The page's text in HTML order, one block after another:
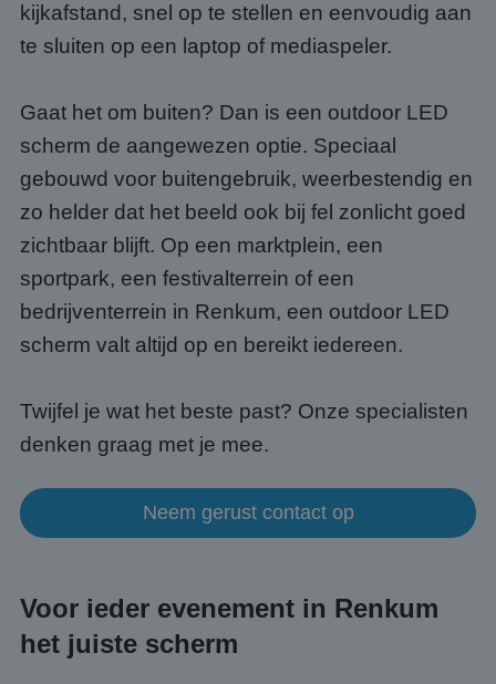
kijkafstand, snel op te stellen en eenvoudig aan
te sluiten op een laptop of mediaspeler.
Gaat het om buiten? Dan is een outdoor LED
scherm de aangewezen optie. Speciaal
gebouwd voor buitengebruik, weerbestendig en
zo helder dat het beeld ook bij fel zonlicht goed
zichtbaar blijft. Op een marktplein, een
sportpark, een festivalterrein of een
bedrijventerrein in Renkum, een outdoor LED
scherm valt altijd op en bereikt iedereen.
Twijfel je wat het beste past? Onze specialisten
denken graag met je mee.
Neem gerust contact op
Voor ieder evenement in Renkum
het juiste scherm